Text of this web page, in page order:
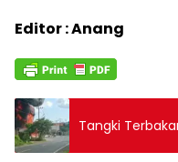
Editor : Anang
Tangki